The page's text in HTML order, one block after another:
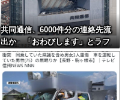
共同通信、6000件分の連絡先流
出か 「おわびします」とラフ
な軽い謝罪コメントを発表